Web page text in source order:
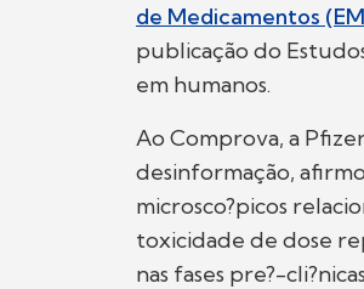
de Medicamentos
publicação do
em humanos.
Ao Comprova, a
desinformação,
microsco?picos
toxicidade de dose
nas fases pre?-